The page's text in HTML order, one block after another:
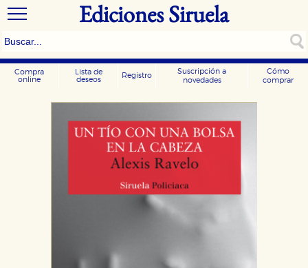
Ediciones Siruela
Compra
online
Lista de
deseos
Registro
Suscripción a
novedades
Cómo
comprar